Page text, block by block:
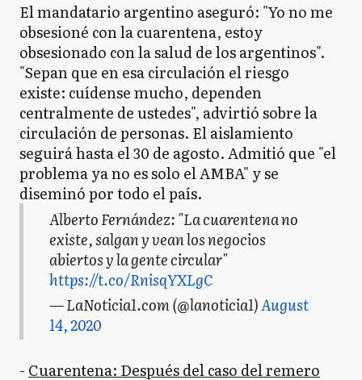
El mandatario argentino aseguró: "Yo no me
obsesioné con la cuarentena, estoy
obsesionado con la salud de los argentinos".
"Sepan que en esa circulación el riesgo
existe: cuídense mucho, dependen
centralmente de ustedes", advirtió sobre la
circulación de personas. El aislamiento
seguirá hasta el 30 de agosto. Admitió que "el
problema ya no es solo el AMBA" y se
diseminó por todo el país.
Alberto Fernández: "La cuarentena no
existe, salgan y vean los negocios
abiertos y la gente circular"
https://t.co/RnisqYXLgC
— LaNoticia1.com (@lanoticia1)August
14, 2020
- Cuarentena: Después del caso del remero